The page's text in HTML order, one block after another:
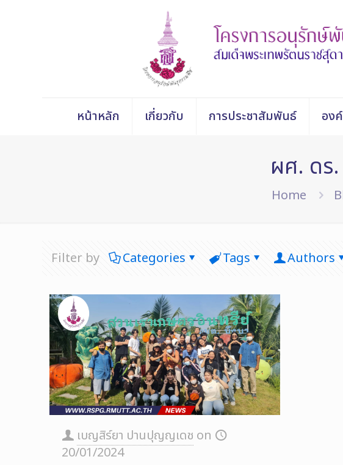
หน้าหลัก เกี่ยวกับ การประชาสัมพันธ์ อง
ผศ. ดร
Home
Filter by Categories Tags Authors
เบญสิร์ยา ปานปุญญเดช on
20/01/2024